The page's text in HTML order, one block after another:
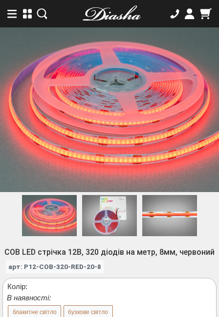
COB LED стрічка 12В, 320 діодів на метр, 8мм, червоний
арт: P12-COB-320-RED-20-8
Колір:
В наявності:
блакитне світло бузкове світло